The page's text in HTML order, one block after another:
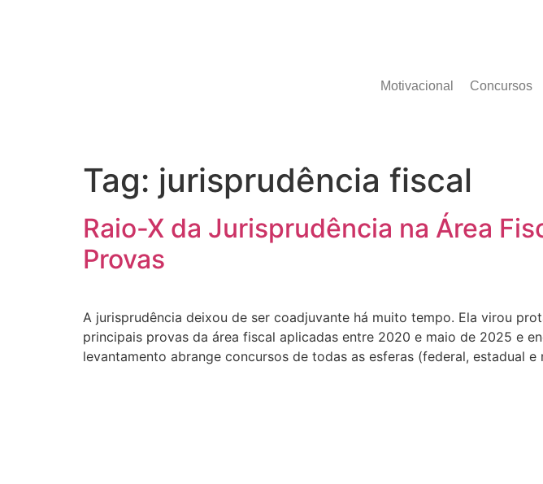
Motivacional Concursos
Tag: jurisprudência fiscal
Raio-X da Jurisprudência na Área
Provas
A jurisprudência deixou de ser coadjuvante há muito tempo. Ela virou
principais provas da área fiscal aplicadas entre 2020 e maio de 2025 e
levantamento abrange concursos de todas as esferas (federal, estadual